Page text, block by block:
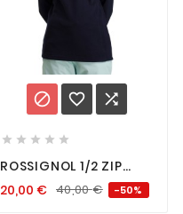
  
    
ROSSIGNOL 1/2 ZIP
FLEECE GIRL ECLIPSE
20,00 € 40,00€ -50%